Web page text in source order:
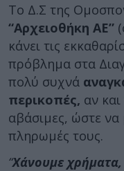
Το Δ.Σ της
“Αρχειοθήκη ΑΕ”
κάνει τις
πρόβλημα στα
πολύ συχνά
περικοπές, αν και
αβάσιμες, ώστε
πληρωμές τους.
“Χάνουμε χρήματα,